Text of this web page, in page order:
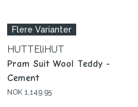
Flere Varianter
HUTTEliHUT
Pram Suit Wool Teddy -
Cement
NOK 1,149.95